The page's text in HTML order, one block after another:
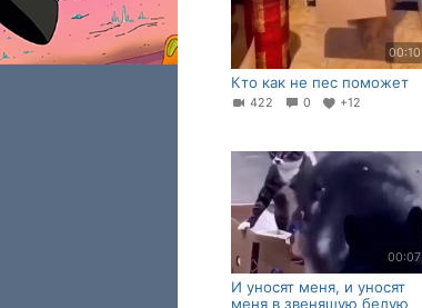
00:10
Кто как не пес поможет
422 0 +12
00:07
И уносят меня, и уносят
меня в звенящую белую